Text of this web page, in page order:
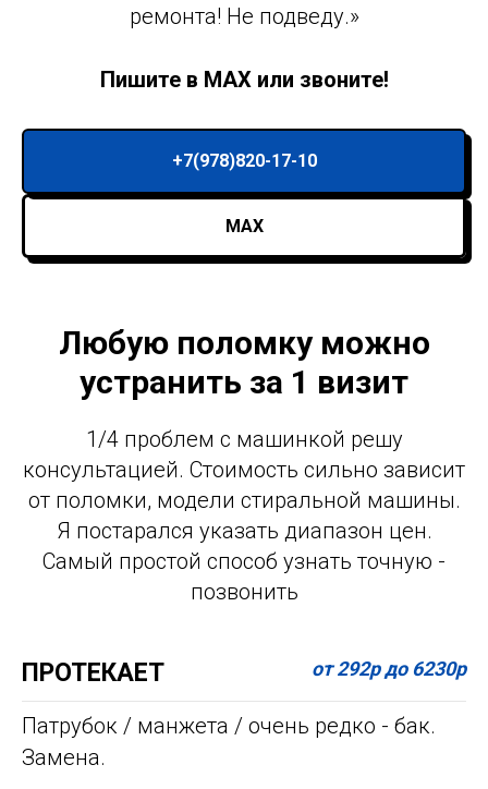
ремонта! Не подведу.»
Пишите в MAX или звоните!
+7(978)820-17-10
MAX
Любую поломку можно
устранить за 1 визит
1/4 проблем с машинкой решу
консультацией. Стоимость сильно зависит
от поломки, модели стиральной машины.
Я постарался указать диапазон цен.
Самый простой способ узнать точную -
позвонить
ПРОТЕКАЕТ от 292р до 6230р
Патрубок / манжета / очень редко - бак.
Замена.